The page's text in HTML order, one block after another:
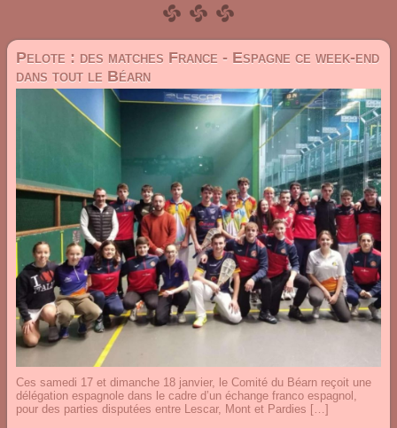
Pelote : des matches France - Espagne ce week-end
dans tout le Béarn
Ces samedi 17 et dimanche 18 janvier, le Comité du Béarn reçoit une
délégation espagnole dans le cadre d’un échange franco espagnol,
pour des parties disputées entre Lescar, Mont et Pardies […]